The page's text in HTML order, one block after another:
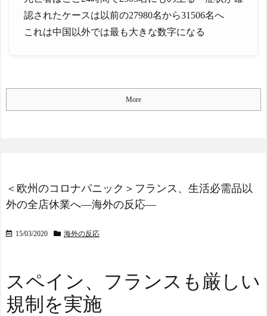
認されたケースは以前の27980名から31506名へ
これは中国以外では最も大きな数字になる
More
＜欧州のコロナパニック＞フランス、生活必需品以
外の全店休業へ―海外の反応―
15/03/2020 海外の反応
スペイン、フランスも厳しい
規制を実施